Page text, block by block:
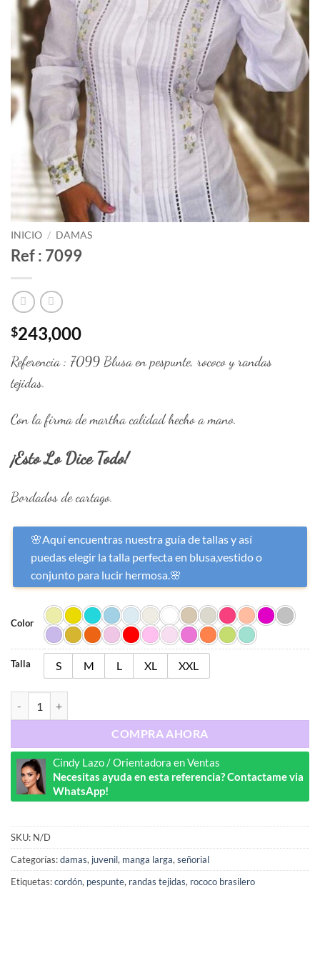
INICIO / DAMAS
Ref : 7099
$243,000
Referencia : 7099 Blusa en pespunte, rococo y randas
tejidas.
Con la firma de martha calidad hecho a mano.
¡Esto Lo Dice Todo!
Bordados de cartago.
🌸Aquí encuentras nuestra guía de tallas y así
puedas elegir la talla perfecta en blusa,vestido o
conjunto para lucir hermosa.🌸
Color
Talla S M L XL XXL
COMPRA AHORA
Cindy Lazo / Orientadora en Ventas
Necesitas ayuda en esta referencia? Contactame via
WhatsApp!
SKU: N/D
Categorías:damas, juvenil, manga larga, señorial
Etiquetas:cordón, pespunte, randas tejidas, rococo brasilero